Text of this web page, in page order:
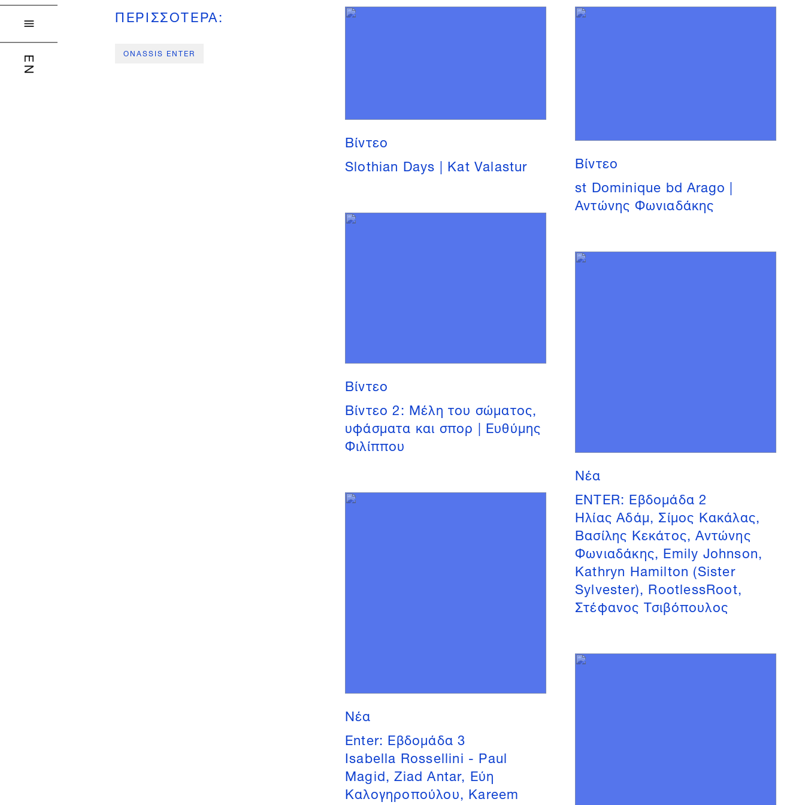

EN
ΠΕΡΙΣΣΟΤΕΡΑ:
ONASSIS ENTER
Βίντεο
Slothian Days | Kat Valastur
Βίντεο
Βίντεο 2: Μέλη του σώματος,
υφάσματα και σπορ | Ευθύμης
Φιλίππου
Νέα
Enter: Εβδομάδα 3
Isabella Rossellini - Paul
Magid, Ziad Antar, Εύη
Καλογηροπούλου, Kareem
Βίντεο
st Dominique bd Arago |
Αντώνης Φωνιαδάκης
Νέα
ENTER: Εβδομάδα 2
Ηλίας Αδάμ, Σίμος Κακάλας,
Βασίλης Κεκάτος, Αντώνης
Φωνιαδάκης, Emily Johnson,
Kathryn Hamilton (Sister
Sylvester), RootlessRoot,
Στέφανος Τσιβόπουλος